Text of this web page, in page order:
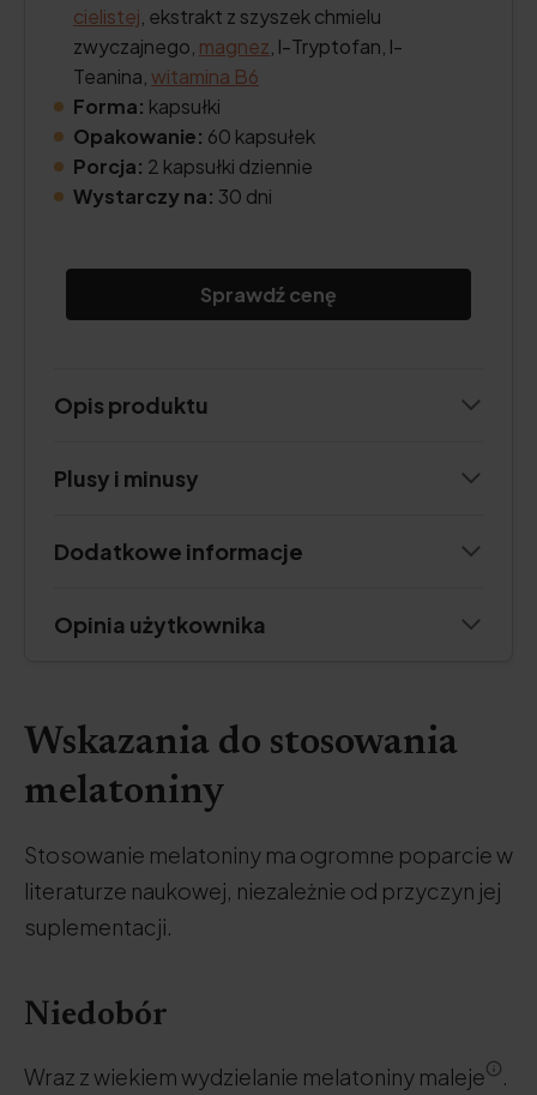
cielistej , ekstrakt z szyszek chmielu
zwyczajnego, magnez , l-Tryptofan, l-
Teanina, witamina B6
Forma: kapsułki
Opakowanie: 60 kapsułek
Porcja: 2 kapsułki dziennie
Wystarczy na: 30 dni
Sprawdź cenę
Opis produktu
Plusy i minusy
Dodatkowe informacje
Opinia użytkownika
Wskazania do stosowania
melatoniny
Stosowanie melatoniny ma ogromne poparcie w
literaturze naukowej, niezależnie od przyczyn jej
suplementacji.
Niedobór
Wraz z wiekiem wydzielanie melatoniny maleje
.